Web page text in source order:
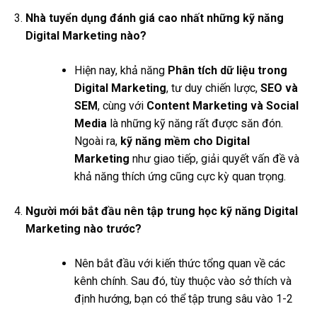
Nhà tuyển dụng đánh giá cao nhất những kỹ năng
Digital Marketing nào?
Hiện nay, khả năng Phân tích dữ liệu trong
Digital Marketing, tư duy chiến lược, SEO và
SEM, cùng với Content Marketing và Social
Medialà những kỹ năng rất được săn đón.
Ngoài ra, kỹ năng mềm cho Digital
Marketing như giao tiếp, giải quyết vấn đề và
khả năng thích ứng cũng cực kỳ quan trọng.
Người mới bắt đầu nên tập trung học kỹ năng Digital
Marketing nào trước?
Nên bắt đầu với kiến thức tổng quan về các
kênh chính. Sau đó, tùy thuộc vào sở thích và
định hướng, bạn có thể tập trung sâu vào 1-2